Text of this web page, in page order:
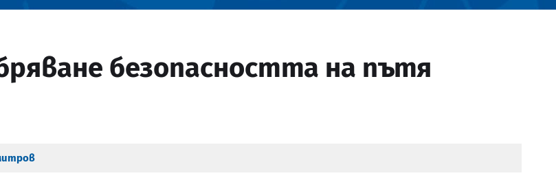
безопасността на пътя